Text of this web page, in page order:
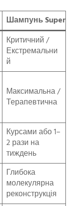
Шампунь Super
Критичний /
Екстремальни
й
Максимальна /
Терапевтична
Курсами або 1–
2 рази на
тиждень
Глибока
молекулярна
реконструкція